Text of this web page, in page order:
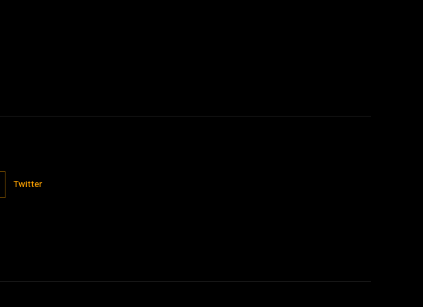
Twitter